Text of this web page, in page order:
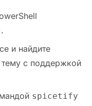
и найдите
с поддержкой
spicetify